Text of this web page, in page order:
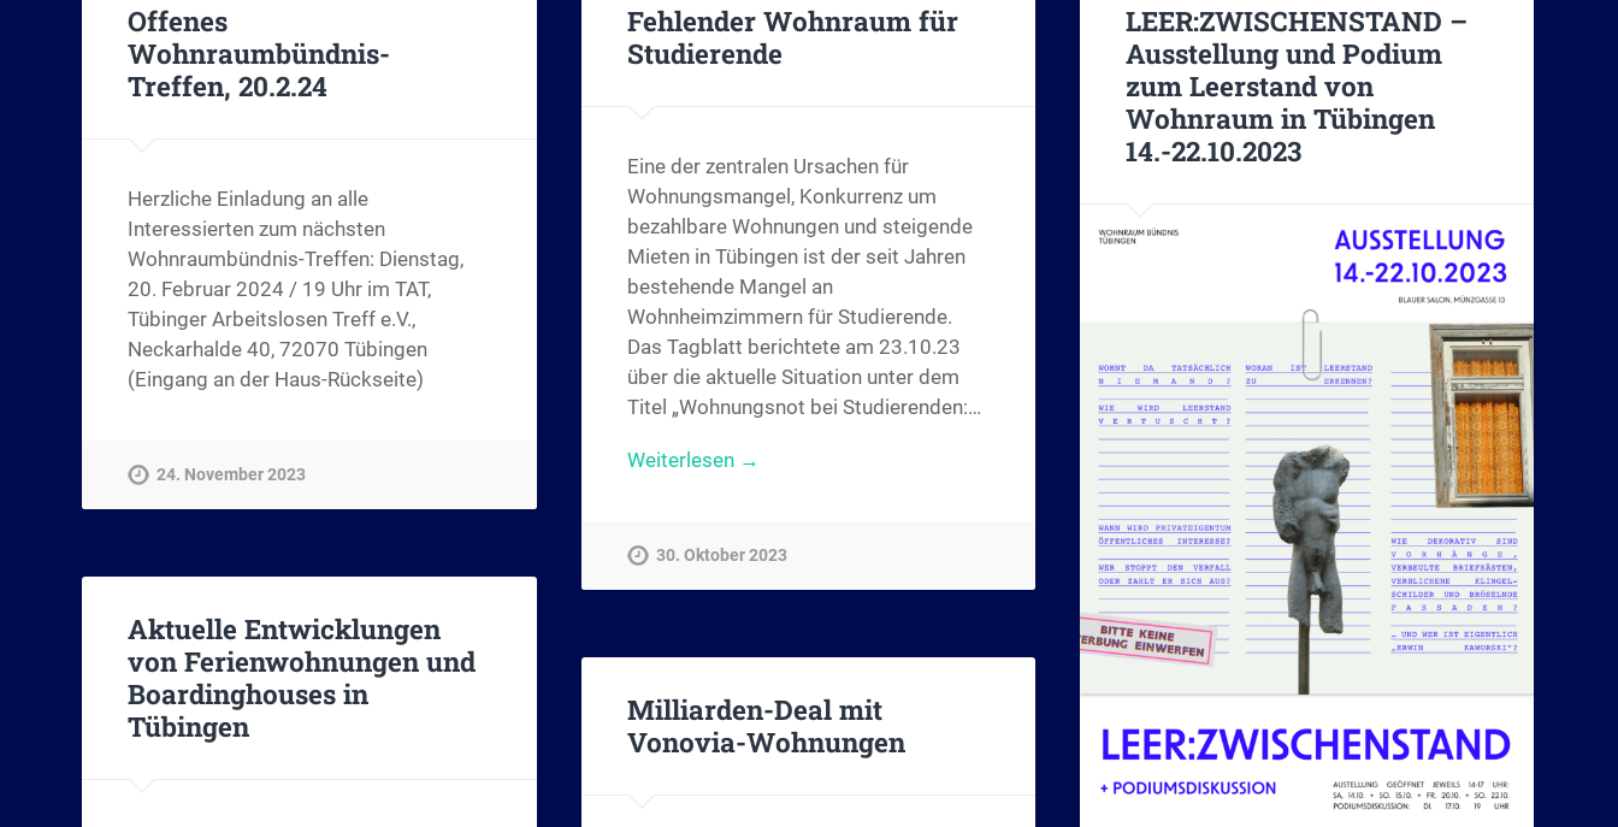
Offenes
Wohnraumbündnis-
Treffen, 20.2.24
Herzliche Einladung an alle
Interessierten zum nächsten
Wohnraumbündnis-Treffen: Dienstag,
20. Februar 2024 / 19 Uhr im TAT,
Tübinger Arbeitslosen Treff e.V.,
Neckarhalde 40, 72070 Tübingen
(Eingang an der Haus-Rückseite)
24. November 2023
Fehlender Wohnraum für
Studierende
Eine der zentralen Ursachen für
Wohnungsmangel, Konkurrenz um
bezahlbare Wohnungen und steigende
Mieten in Tübingen ist der seit Jahren
bestehende Mangel an
Wohnheimzimmern für Studierende.
Das Tagblatt berichtete am 23.10.23
über die aktuelle Situation unter dem
Titel „Wohnungsnot bei Studierenden:…
Weiterlesen →
30. Oktober 2023
LEER:ZWISCHENSTAND –
Ausstellung und Podium
zum Leerstand von
Wohnraum in Tübingen
14.-22.10.2023
Aktuelle Entwicklungen
von Ferienwohnungen und
Boardinghouses in
Tübingen
Milliarden-Deal mit
Vonovia-Wohnungen